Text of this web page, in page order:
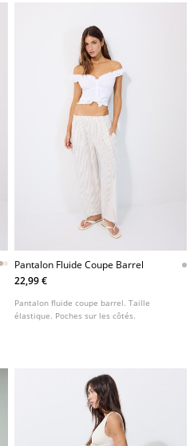
Pantalon Fluide Coupe Barrel
22,99 €
Pantalon fluide coupe barrel. Taille
élastique. Poches sur les côtés.